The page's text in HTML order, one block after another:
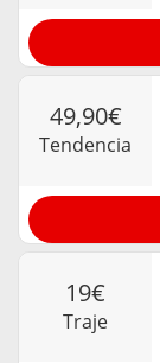
49,90€
tendencia
19€
traje